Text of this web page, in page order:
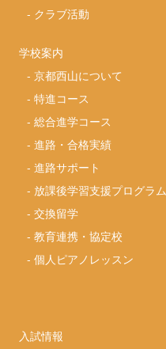
- クラブ活動
学校案内
-京都西山について
-特進コース
-総合進学コース
-進路・合格実績
-進路サポート
- 放課後学習支援プログラム
-交換留学
-教育連携・協定校
-個人ピアノレッスン
入試情報